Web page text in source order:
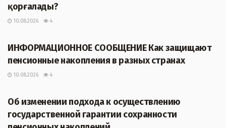
қорғалады?
10.08.2026
4
ИНФОРМАЦИОННОЕ СООБЩЕНИЕ Как защищают
пенсионные накопления в разных странах
10.08.2026
4
Об изменении подхода к осуществлению
государственной гарантии сохранности